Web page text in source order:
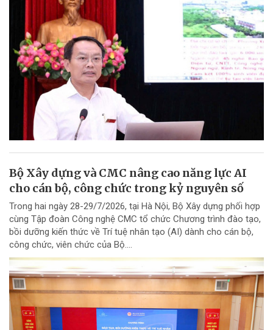
Bộ Xây dựng và CMC nâng cao năng lực AI
cho cán bộ, công chức trong kỷ nguyên số
Trong hai ngày 28-29/7/2026, tại Hà Nội, Bộ Xây dựng phối hợp
cùng Tập đoàn Công nghệ CMC tổ chức Chương trình đào tạo,
bồi dưỡng kiến thức về Trí tuệ nhân tạo (AI) dành cho cán bộ,
công chức, viên chức của Bộ....